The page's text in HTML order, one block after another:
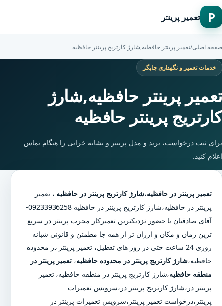
P تعمیر پرینتر
صفحه اصلی/تعمیر پرینتر حافظیه,شارژ کارتریج پرینتر حافظیه
خدمات تعمیر و نگهداری چاپگر
تعمیر پرینتر حافظیه,شارژ
کارتریج پرینتر حافظیه
برای ثبت درخواست، برند و مدل پرینتر و نشانه خرابی را هنگام تماس
اعلام کنید.
تعمیر پرینتر در حافظیه،شارژ کارتریج پرینتر در حافظیه ، تعمیر
پرینتر در حافظیه،شارژ کارتریج پرینتر در حافظیه
09233936258-
آقای صادقیان با حضور نزدیکترین تعمیرکار مجرب پرینتر در سریع
ترین زمان و مکان و ارزان تر از همه جا مطمئن و قانونی شبانه
روزی 24 ساعت حتی در روز های تعطیل، تعمیر پرینتر در محدوده
حافظیه،شارژ کارتریج پرینتر در محدوده حافظیه، تعمیر پرینتر در
منطقه حافظیه،شارژ کارتریج پرینتر در منطقه حافظیه، تعمیر
پرینتر در،شارژ کارتریج پرینتر در،سرویس تعمیرات
پرینتر،درخواست تعمیر پرینتر،سرویس تعمیرات پرینتر در